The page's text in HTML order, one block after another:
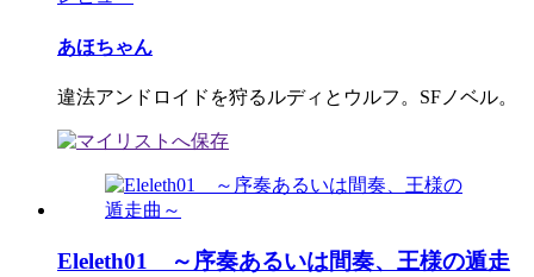
あほちゃん
違法アンドロイドを狩るルディとウルフ。SFノベル。
Eleleth01 ～序奏あるいは間奏、王様の遁走